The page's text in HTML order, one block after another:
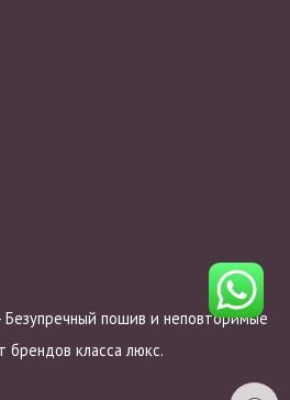
пошив и неповторимые
брендов класса люкс.